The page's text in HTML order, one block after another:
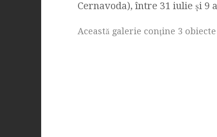
Cernavoda), între 31 iulie şi 9
Această galerie conţine 3 obiecte